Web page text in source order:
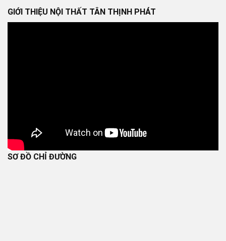
GIỚI THIỆU NỘI THẤT TÂN THỊNH PHÁT
SƠ ĐỒ CHỈ ĐƯỜNG